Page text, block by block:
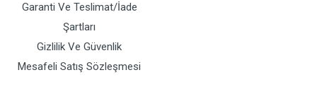
Garanti Ve Teslimat/İade
Şartları
Gizlilik Ve Güvenlik
Mesafeli Satış Sözleşmesi